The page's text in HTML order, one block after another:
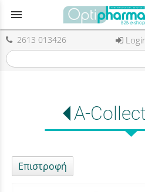
menu
2613 013426
A-
Επιστροφή